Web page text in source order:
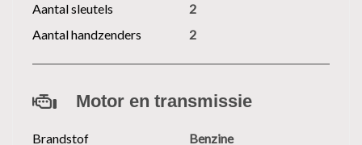
Aantal sleutels
2
Aantal handzenders
2
Motor en transmissie
Brandstof
Benzine